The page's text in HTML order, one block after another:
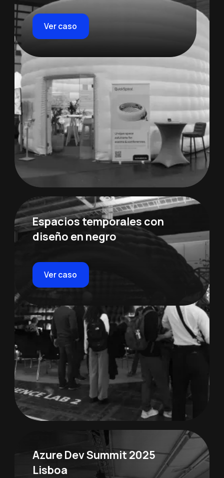
Ver caso
Espacios temporales con
diseño en negro
Ver caso
Azure Dev Summit 2025
Lisboa